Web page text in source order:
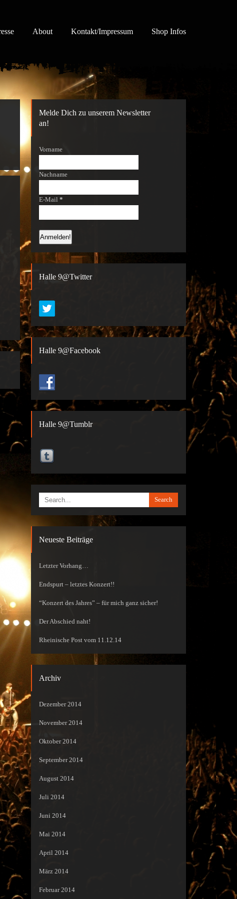
About Kontakt/Impressum Shop Infos
Melde Dich zu unserem Newsletter
an!
Vorname
Nachname
E-Mail *
Halle 9@Twitter
Halle 9@Facebook
Halle 9@Tumblr
Search
Neueste Beiträge
Letzter Vorhang…
Endspurt – letztes Konzert!!
“Konzert des Jahres” – für mich ganz sicher!
Der Abschied naht!
Rheinische Post vom 11.12.14
Archiv
Dezember 2014
November 2014
Oktober 2014
September 2014
August 2014
Juli 2014
Juni 2014
Mai 2014
April 2014
März 2014
Februar 2014